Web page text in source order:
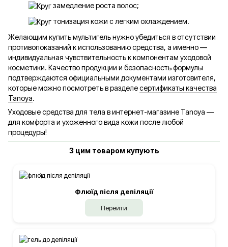
замедление роста волос;
тонизация кожи с легким охлаждением.
Желающим купить мультигель нужно убедиться в отсутствии
противопоказаний к использованию средства, а именно —
индивидуальная чувствительность к компонентам уходовой
косметики. Качество продукции и безопасность формулы
подтверждаются официальными документами изготовителя,
которые можно посмотреть в разделесертификаты качества
Tanoya.
Уходовые средства для тела в интернет-магазине Tanoya —
для комфорта и ухоженного вида кожи после любой
процедуры!
З цим товаром купують
Флюїд після депіляції
Перейти